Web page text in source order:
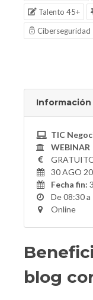
Talento 45+
Ciberseguridad
TIC
WEBINAR
30 AGO
Fecha fin:
De 08:30 a
Online
blog